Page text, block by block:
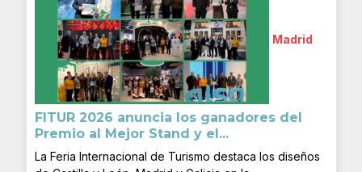
Madrid
FITUR 2026 anuncia los ganadores del
Premio al Mejor Stand y el...
La Feria Internacional de Turismo destaca los diseños